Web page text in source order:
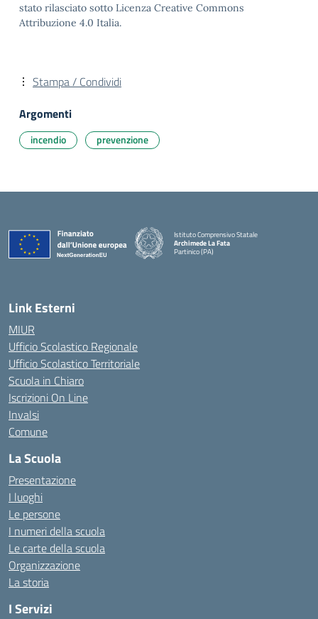
stato rilasciato sotto Licenza Creative Commons
Attribuzione 4.0 Italia.
Stampa / Condividi
Argomenti
incendio prevenzione
Istituto Comprensivo Statale
Archimede La Fata
Partinico (PA)
Link Esterni
MIUR
Ufficio Scolastico Regionale
Ufficio Scolastico Territoriale
Scuola in Chiaro
Iscrizioni On Line
Invalsi
Comune
La Scuola
Presentazione
I luoghi
Le persone
I numeri della scuola
Le carte della scuola
Organizzazione
La storia
I Servizi